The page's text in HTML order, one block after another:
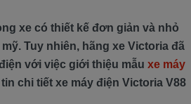
xe có thiết kế đơn giản và nhỏ
Tuy nhiên, hãng xe Victoria đã
với việc giới thiệu mẫu xe máy
chi tiết xe máy điện Victoria V88